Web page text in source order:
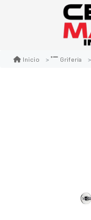
Inicio Grifería